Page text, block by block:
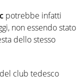
potrebbe infatti
non essendo stato
dello stesso
club tedesco